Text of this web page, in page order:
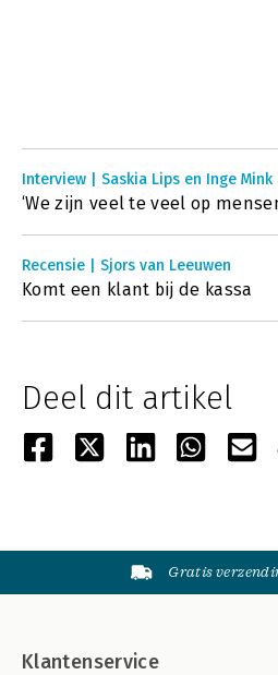
Interview | Saskia Lips en Inge Mink
‘We zijn veel te veel op
Recensie | Sjors van Leeuwen
Komt een klant bij de kassa
Deel dit artikel
Gratis
Klantenservice